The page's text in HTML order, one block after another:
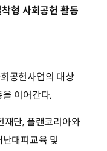
형 사회공헌 활동
공헌사업의 대상
이어간다.
단, 플랜코리아와
대피교육 및